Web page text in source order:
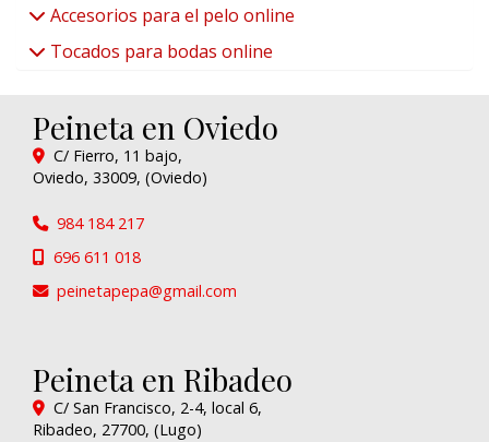
Accesorios para el pelo online
Tocados para bodas online
Peineta en Oviedo
C/ Fierro, 11 bajo,
Oviedo, 33009, (Oviedo)
984 184 217
696 611 018
peinetapepa
gmail.com
Peineta en Ribadeo
C/ San Francisco, 2-4, local 6,
Ribadeo, 27700, (Lugo)